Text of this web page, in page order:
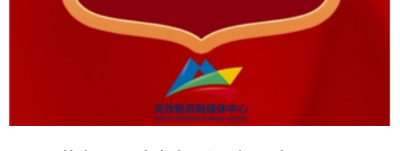
功出圈。全疆16支劲旅同台竞技，借助VAR视频裁
超高清直播等科技赋能，让线上线下超
亿人次感受足球魅力。同时配套推出“美食巴
景区”优惠套票，串联阿图什天门等核